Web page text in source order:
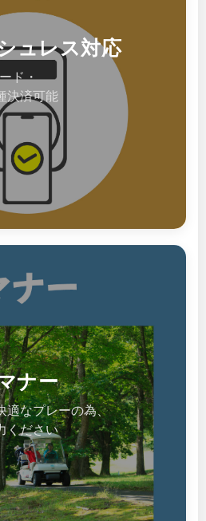
ュレス対応
ド・
決済可能
ナー
適なプレーの為、
ください